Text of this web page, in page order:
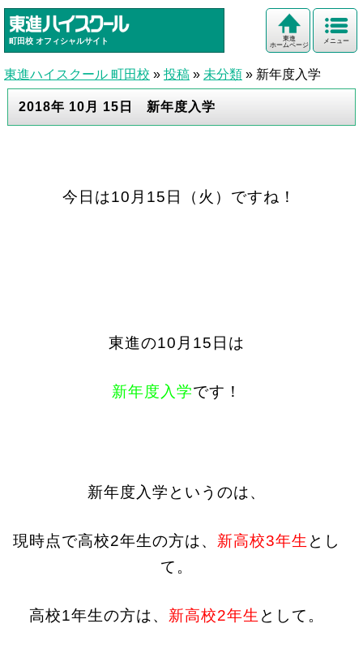
町田校 オフィシャルサイト メニュー
東進
ホームページ
東進ハイスクール 町田校 » 投稿 » 未分類 » 新年度入学
2018年 10月 15日 新年度入学
今日は10月15日（火）ですね！
東進の10月15日は
新年度入学です！
新年度入学というのは、
現時点で高校2年生の方は、 新高校3年生 とし
て。
高校1年生の方は、 新高校2年生 として。